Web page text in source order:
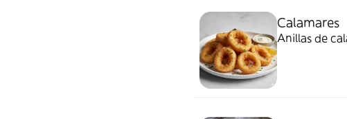
Calamares
Anillas de